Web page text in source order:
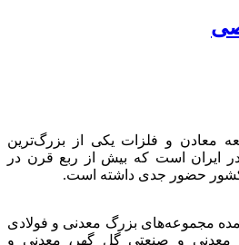
معادن و فلزات یکی از بزرگ‌ترین
ایران است که بیش از ربع قرن در
حضور جدی داشته است.
مجموعه‌های بزرگ معدنی و فولادی
معدنی و صنعتی گل گهر، معدنی و